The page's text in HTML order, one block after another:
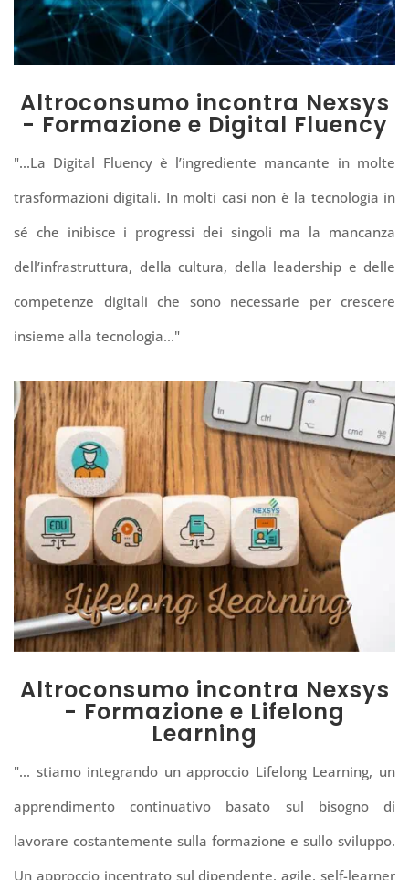
Altroconsumo incontra Nexsys
- Formazione e Digital Fluency
"...La Digital Fluency è l’ingrediente mancante in molte
trasformazioni digitali. In molti casi non è la tecnologia in
sé che inibisce i progressi dei singoli ma la mancanza
dell’infrastruttura, della cultura, della leadership e delle
competenze digitali che sono necessarie per crescere
insieme alla tecnologia..."
Altroconsumo incontra Nexsys
- Formazione e Lifelong
Learning
"... stiamo integrando un approccio Lifelong Learning, un
apprendimento continuativo basato sul bisogno di
lavorare costantemente sulla formazione e sullo sviluppo.
Un approccio incentrato sul dipendente, agile, self-learner